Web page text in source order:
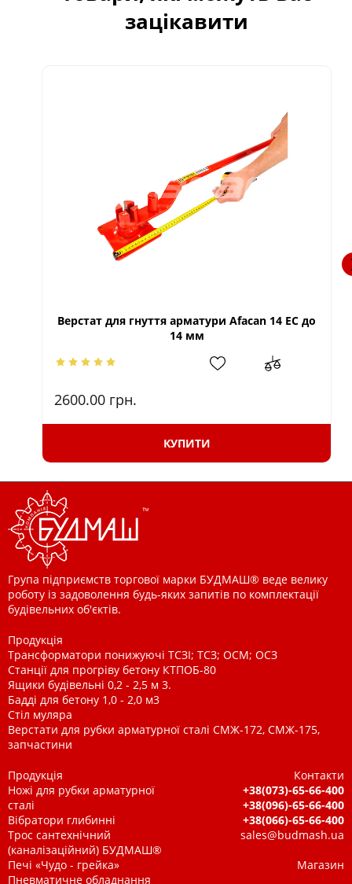
зацікавити
Верстат для гнуття арматури Afacan 14 ЕС до
14 мм
2600.00 грн.
КУПИТИ
Група підприємств торгової марки БУДМАШ® веде велику
роботу із задоволення будь-яких запитів по комплектації
будівельних об'єктів.
Продукція
Трансформатори понижуючі ТСЗІ; ТСЗ; ОСМ; ОСЗ
Станції для прогріву бетону КТПОБ-80
Ящики будівельні 0,2 - 2,5 м 3.
Бадді для бетону 1,0 - 2,0 м3
Стіл муляра
Верстати для рубки арматурної сталі СМЖ-172, СМЖ-175,
запчастини
Продукція
Ножі для рубки арматурної
сталі
Вібратори глибинні
Трос сантехнічний
(каналізаційний) БУДМАШ®
Печі «Чудо - грейка»
Пневматичне обладнання
Контакти
+38(073)-65-66-400
+38(096)-65-66-400
+38(066)-65-66-400
sales@budmash.ua
Магазин